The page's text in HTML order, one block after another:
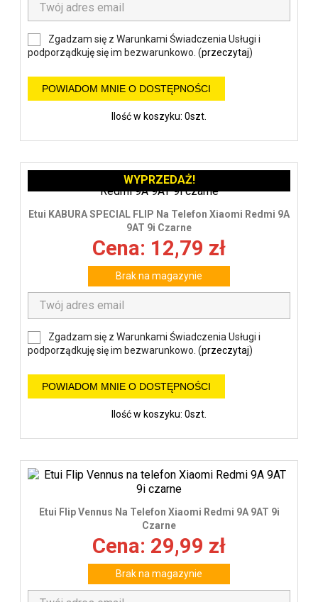
Zgadzam się z Warunkami Świadczenia Usługi i
podporządkuję się im bezwarunkowo. (przeczytaj)
POWIADOM MNIE O DOSTĘPNOŚCI
Ilość w koszyku: 0szt.
Etui KABURA SPECIAL FLIP Na Telefon Xiaomi Redmi 9A
9AT 9i Czarne
Cena: 12,79 zł
Brak na magazynie
Zgadzam się z Warunkami Świadczenia Usługi i
podporządkuję się im bezwarunkowo. (przeczytaj)
POWIADOM MNIE O DOSTĘPNOŚCI
Ilość w koszyku: 0szt.
WYPRZEDAŻ!
Etui Flip Vennus Na Telefon Xiaomi Redmi 9A 9AT 9i
Czarne
Cena: 29,99 zł
Brak na magazynie